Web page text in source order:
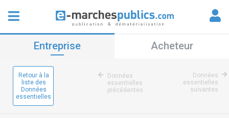
Entreprise Acheteur
Retour à la
liste des
Données
essentielles
Données
essentielles
précédentes
Données
essentielles
suivantes